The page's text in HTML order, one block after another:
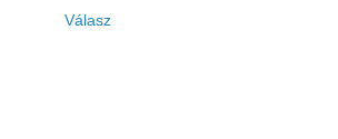
Válasz